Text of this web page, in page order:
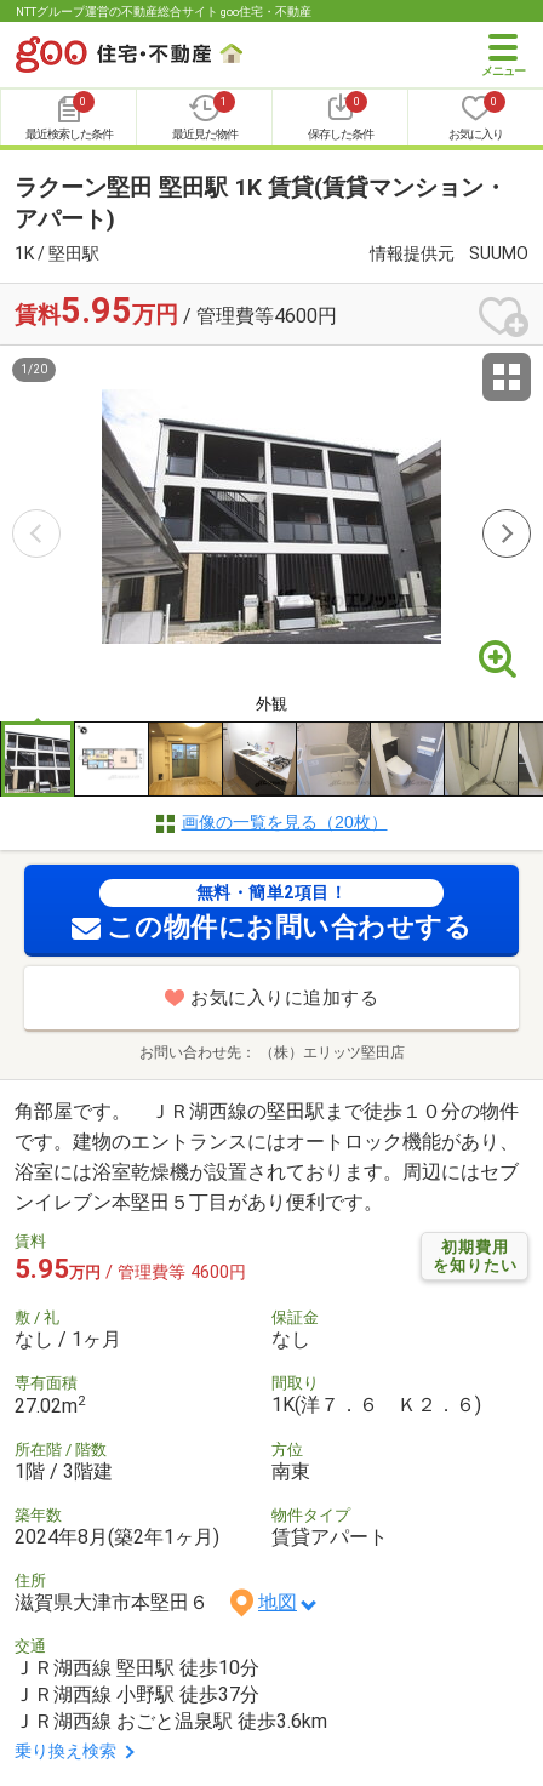
NTTグループ運営の不動産総合サイト goo住宅・不動産
0
最近検索した条件
1
最近見た物件
0
保存した条件
0
お気に入り
ラクーン堅田 堅田駅 1K 賃貸(賃貸マンション・
アパート)
1K / 堅田駅 情報提供元 SUUMO
賃料5.95万円 / 管理費等4600円
外観
1 /20
画像の一覧を見る（20枚）
無料・簡単2項目！
この物件にお問い合わせする
お気に入りに追加する
お問い合わせ先 （株）エリッツ堅田店
角部屋です。 ＪＲ湖西線の堅田駅まで徒歩１０分の物件
です。建物のエントランスにはオートロック機能があり、
浴室には浴室乾燥機が設置されております。周辺にはセブ
ンイレブン本堅田５丁目があり便利です。
初期費用
を知りたい
賃料
5.95万円 / 管理費等 4600円
敷 / 礼
なし / 1ヶ月
保証金
なし
専有面積
27.02m2
間取り
1K(洋７．６ Ｋ２．６)
所在階 / 階数
1階 / 3階建
方位
南東
築年数
2024年8月(築2年1ヶ月)
物件タイプ
賃貸アパート
住所
滋賀県大津市本堅田６ 地図
交通
ＪＲ湖西線 堅田駅 徒歩10分
ＪＲ湖西線 小野駅 徒歩37分
ＪＲ湖西線 おごと温泉駅 徒歩3.6km
乗り換え検索